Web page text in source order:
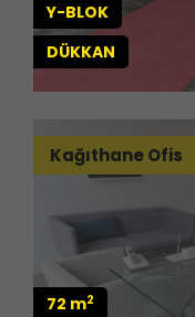
Y-BLOK
DÜKKAN
Kağıthane Ofis
72 m2